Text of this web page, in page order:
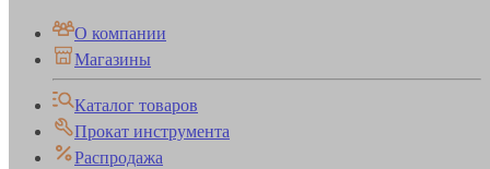
О компании
Магазины
Каталог товаров
Прокат инструмента
Распродажа